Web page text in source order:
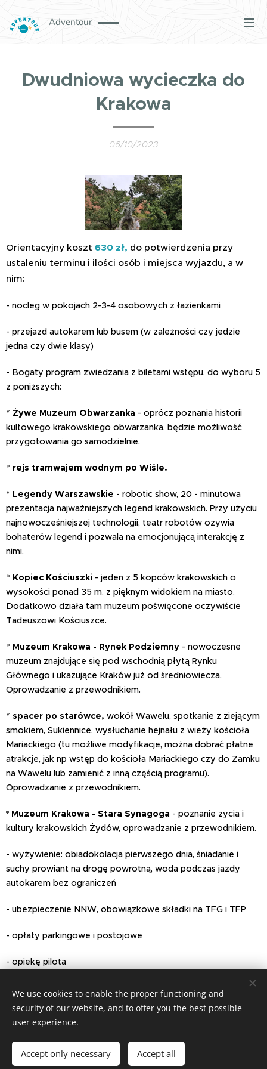
Adventour
Dwudniowa wycieczka do
Krakowa
06/10/2023
Orientacyjny koszt 630 zł, do potwierdzenia przy
ustaleniu terminu i ilości osób i miejsca wyjazdu, a w
nim:
- nocleg w pokojach 2-3-4 osobowych z łazienkami
- przejazd autokarem lub busem (w zależności czy jedzie
jedna czy dwie klasy)
- Bogaty program zwiedzania z biletami wstępu, do wyboru 5
z poniższych:
* Żywe Muzeum Obwarzanka - oprócz poznania historii
kultowego krakowskiego obwarzanka, będzie możliwość
przygotowania go samodzielnie.
* rejs tramwajem wodnym po Wiśle.
* Legendy Warszawskie - robotic show, 20 - minutowa
prezentacja najważniejszych legend krakowskich. Przy użyciu
najnowocześniejszej technologii, teatr robotów ożywia
bohaterów legend i pozwala na emocjonującą interakcję z
nimi.
* Kopiec Kościuszki - jeden z 5 kopców krakowskich o
wysokości ponad 35 m. z pięknym widokiem na miasto.
Dodatkowo działa tam muzeum poświęcone oczywiście
Tadeuszowi Kościuszce.
* Muzeum Krakowa - Rynek Podziemny - nowoczesne
muzeum znajdujące się pod wschodnią płytą Rynku
Głównego i ukazujące Kraków już od średniowiecza.
Oprowadzanie z przewodnikiem.
* spacer po starówce, wokół Wawelu, spotkanie z ziejącym
smokiem, Sukiennice, wysłuchanie hejnału z wieży kościoła
Mariackiego (tu możliwe modyfikacje, można dobrać płatne
atrakcje, jak np wstęp do kościoła Mariackiego czy do Zamku
na Wawelu lub zamienić z inną częścią programu).
Oprowadzanie z przewodnikiem.
* Muzeum Krakowa - Stara Synagoga - poznanie życia i
kultury krakowskich Żydów, oprowadzanie z przewodnikiem.
- wyżywienie: obiadokolacja pierwszego dnia, śniadanie i
suchy prowiant na drogę powrotną, woda podczas jazdy
autokarem bez ograniczeń
- ubezpieczenie NNW, obowiązkowe składki na TFG i TFP
- opłaty parkingowe i postojowe
- opiekę pilota
Share
Powered byWebnode Cookies
We use cookies to enable the proper functioning and
security of our website, and to offer you the best possible
user experience.
Accept only necessary Accept all